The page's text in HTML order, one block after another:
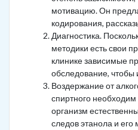
мотивацию. Он
кодирования,
Диагностика.
методики есть свои
клинике зависимые
обследование, чтобы
Воздержание от
спиртного необходим
организм
следов этанола и его